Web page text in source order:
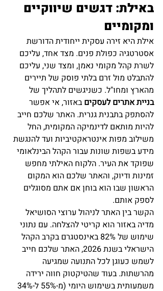
באילת: דגשים שיווקיים
ומקומיים
אילת היא זירה עסקית ייחודית הדורשת
אסטרטגיה כפולת פנים. מצד אחד, עליכם
לשרת קהל מקומי נאמן, ומצד שני, עליכם
להתבלט מול זרם בלתי פוסק של תיירים
מהארץ ומחו"ל. כשניגשים לתהליך של
בניית אתרים לעסקים באזור, אי אפשר
להסתפק בתבנית גנרית. האתר שלכם חייב
להיות מותאם לדינמיקה המקומית, החל
משילוב מפות אינטראקטיביות ועד להנגשת
מידע בשפות שונות עבור הקהל הבינלאומי
שפוקד את העיר. הלקוח האילתי מחפש
זמינות ודיוק, והאתר שלכם הוא המקום
הראשון שבו הוא בוחן אם אתם מסוגלים
לספק אותם.
הקשר בין האתר לניהול ערוצי הסושיאל
מדיה באזור הוא קריטי להצלחה. עם נתוני
שימוש של 82% באינסטגרם בקרב הקהל
הישראלי בשנת 2026, האתר שלכם חייב
לשמש כעוגן לכל התנועה שמגיעה
מהרשתות. בעוד שהטיקטוק חווה ירידה